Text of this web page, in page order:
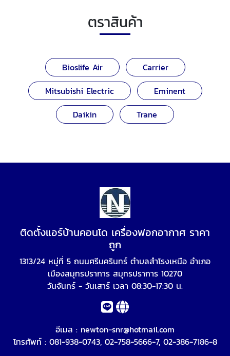
ตราสินค้า
Bioslife Air
Carrier
Mitsubishi Electric
Eminent
Daikin
Trane
ติดตั้งแอร์บ้านคอนโด เครื่องฟอกอากาศ ราคา
ถูก
1313/24 หมู่ที่ 5 ถนนศรีนครินทร์ ตำบลสำโรงเหนือ อำเภอ
เมืองสมุทรปราการ สมุทรปราการ 10270
วันจันทร์ - วันเสาร์ เวลา 08:30-17:30 น.
อีเมล : newton-snr@hotmail.com
โทรศัพท์ : 081-938-0743, 02-758-5666-7, 02-386-7186-8